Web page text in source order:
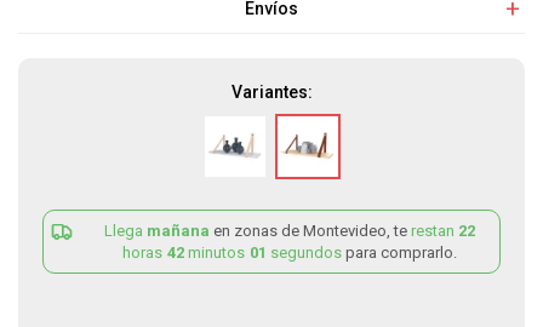
Envíos
Variantes:
Llega mañana en zonas de Montevideo, te restan 22
horas 42 minutos 01 segundos para comprarlo.